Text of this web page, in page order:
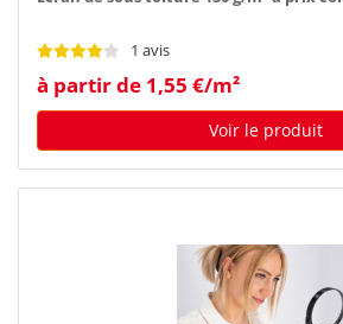
1 avis
à partir de 1,55 €/m²
Voir le produit